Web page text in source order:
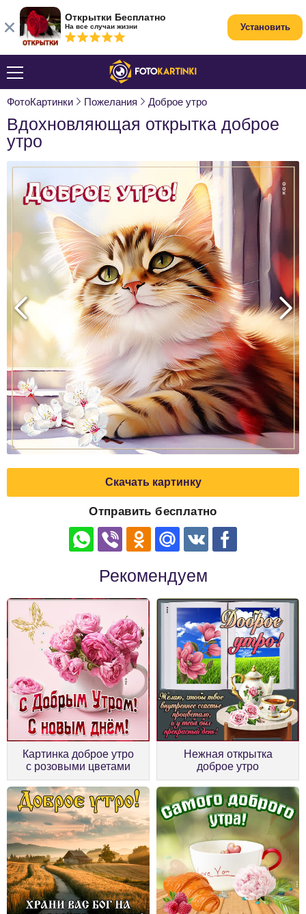
ФотоКартинки Пожелания Доброе утро
Вдохновляющая открытка доброе
утро
Скачать картинку
Отправить бесплатно
Рекомендуем
Картинка доброе утро
с розовыми цветами
Нежная открытка
доброе утро
Открытки Бесплатно
На все случаи жизни Установить